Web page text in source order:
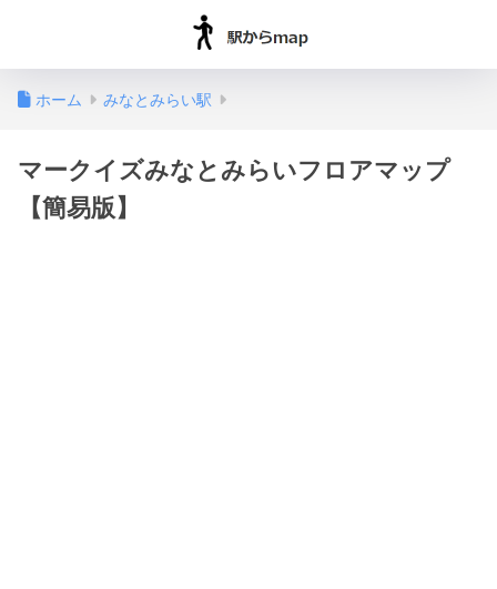
ホーム みなとみらい駅
マークイズみなとみらいフロアマップ
【簡易版】